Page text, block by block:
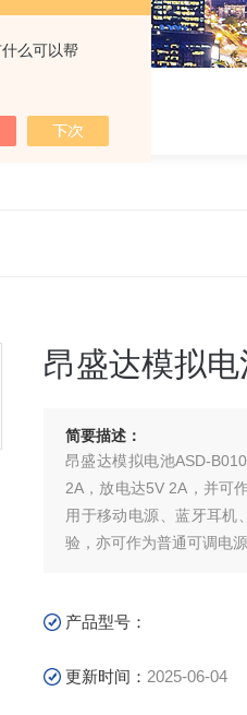
么可以帮
昂盛达模拟
简要描述：
昂盛达模拟电池ASD-
2A，放电达5V 2A，并可
用于移动电源、蓝牙耳机
验，亦可作为普通可调电
产品型号：
更新时间： 2025-06-04